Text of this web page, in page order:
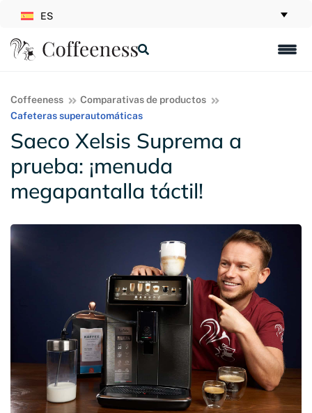
ES
Coffeeness
Comparativas de productos
Cafeteras superautomáticas
Saeco Xelsis Suprema a
prueba: ¡menuda
megapantalla táctil!